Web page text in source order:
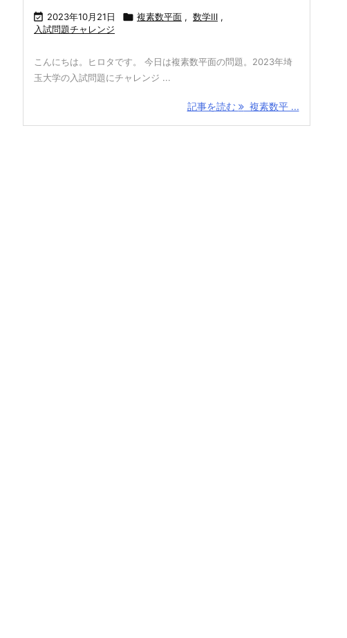
 2023年10月21日  複素数平面 , 数学Ⅲ ,
入試問題チャレンジ
こんにちは。ヒロタです。 今日は複素数平面の問題。2023年埼
玉大学の入試問題にチャレンジ ...
記事を読む 複素数平 ...